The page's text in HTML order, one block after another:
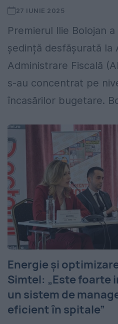
27 IUNIE 2025
Premierul Ilie Bolojan
ședință desfășurată la
Administrare Fiscală
s-au concentrat pe
încasărilor bugetare.
Energie și
Simtel: „Este foarte
un sistem de
eficient în spitale”